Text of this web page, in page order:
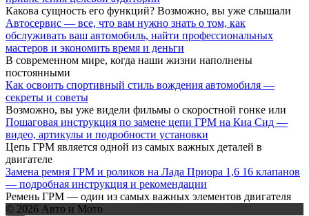
Какова сущность его функций? Возможно, вы уже слышали
Автосервис — все, что вам нужно знать о том, как
обслуживать ваш автомобиль, найти профессиональных
мастеров и экономить время и деньги
В современном мире, когда наши жизни наполнены
постоянными
Как освоить спортивный стиль вождения автомобиля —
секреты и советы
Возможно, вы уже видели фильмы о скоростной гонке или
Пошаговая инструкция по замене цепи ГРМ на Киа Сид —
видео, артикулы и подробности установки
Цепь ГРМ является одной из самых важных деталей в
двигателе
Замена ремня ГРМ и роликов на Лада Приора 1,6 16 клапанов
— подробная инструкция и рекомендации
Ремень ГРМ — один из самых важных элементов двигателя
© 2026 Авто и Мото